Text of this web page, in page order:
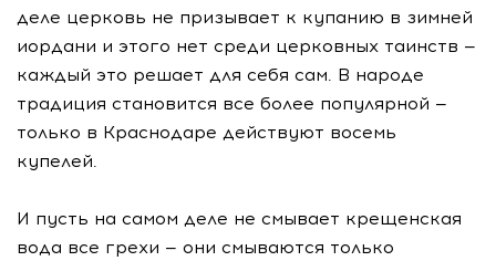
деле церковь не призывает к купанию в зимней
иордани и этого нет среди церковных таинств —
каждый это решает для себя сам. В народе
традиция становится все более популярной —
только в Краснодаре действуют восемь
купелей.
И пусть на самом деле не смывает крещенская
вода все грехи — они смываются только